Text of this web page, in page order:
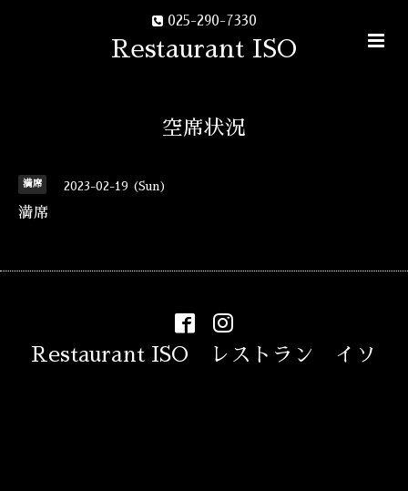
025-290-7330
Restaurant ISO
空席状況
満席 2023-02-19 (Sun)
満席
Restaurant ISO レストラン イソ